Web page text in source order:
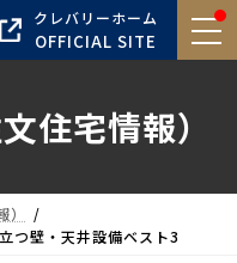
クレバリーホーム
OFFICIAL SITE
住宅情報）
つ壁・天井設備ベスト3